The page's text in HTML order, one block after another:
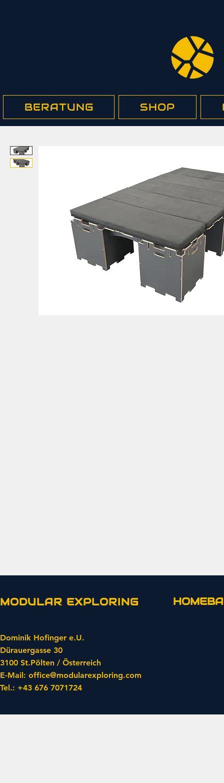
BERATUNG SHOP
MODULAR EXPLORING
Dominik Hofinger e.U.
Dürauergasse 30
3100 St.Pölten / Österreich
​E-Mail: office@modularexploring.com
​Tel.: +43 676 7071724